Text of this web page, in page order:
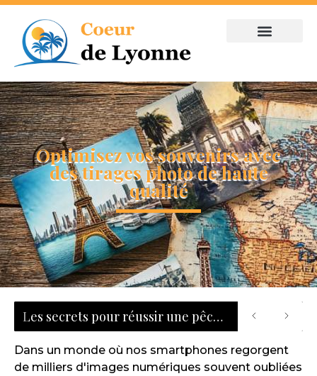
Optimisez vos souvenirs avec
des tirages photo de haute
qualité
Les secrets pour réussir une pêche au bar : tout savoir sur les leurres, les zones de chasse et le matériel adapté
Dans un monde où nos smartphones regorgent
de milliers d'images numériques souvent oubliées